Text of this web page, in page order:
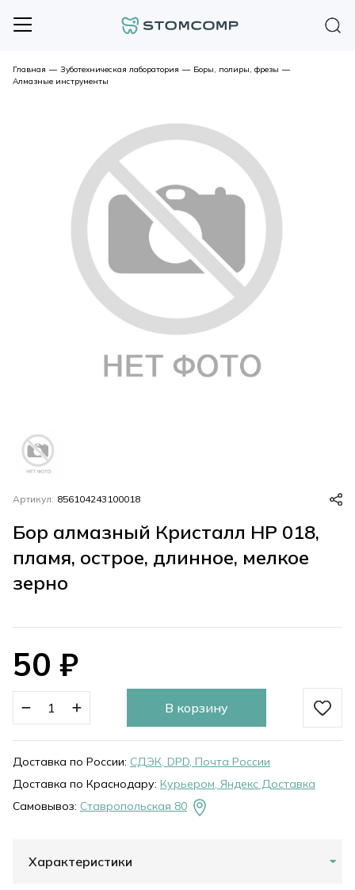
Главная — Зуботехническая лаборатория — Боры, полиры, фрезы —
Алмазные инструменты
Артикул: 856104243100018
Бор алмазный Кристалл HP 018,
пламя, острое, длинное, мелкое
зерно
50 ₽
В корзину
Доставка по России: СДЭК, DPD, Почта России
Доставка по Краснодару: Курьером, Яндекс Доставка
Самовывоз: Ставропольская 80
Характеристики